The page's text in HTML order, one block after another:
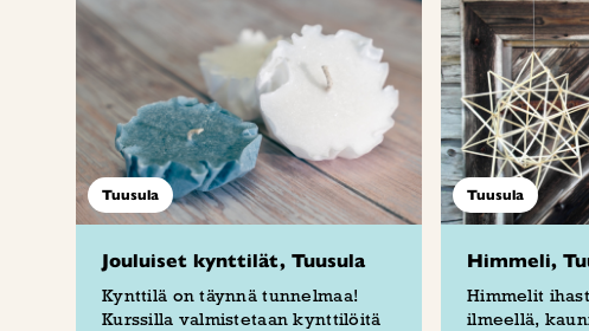
Tuusula
Jouluiset kynttilät, Tuusula
Kynttilä on täynnä tunnelmaa!
Kurssilla valmistetaan kynttilöitä
Tuusula
Himmeli,
Himmelit
ilmeellä,